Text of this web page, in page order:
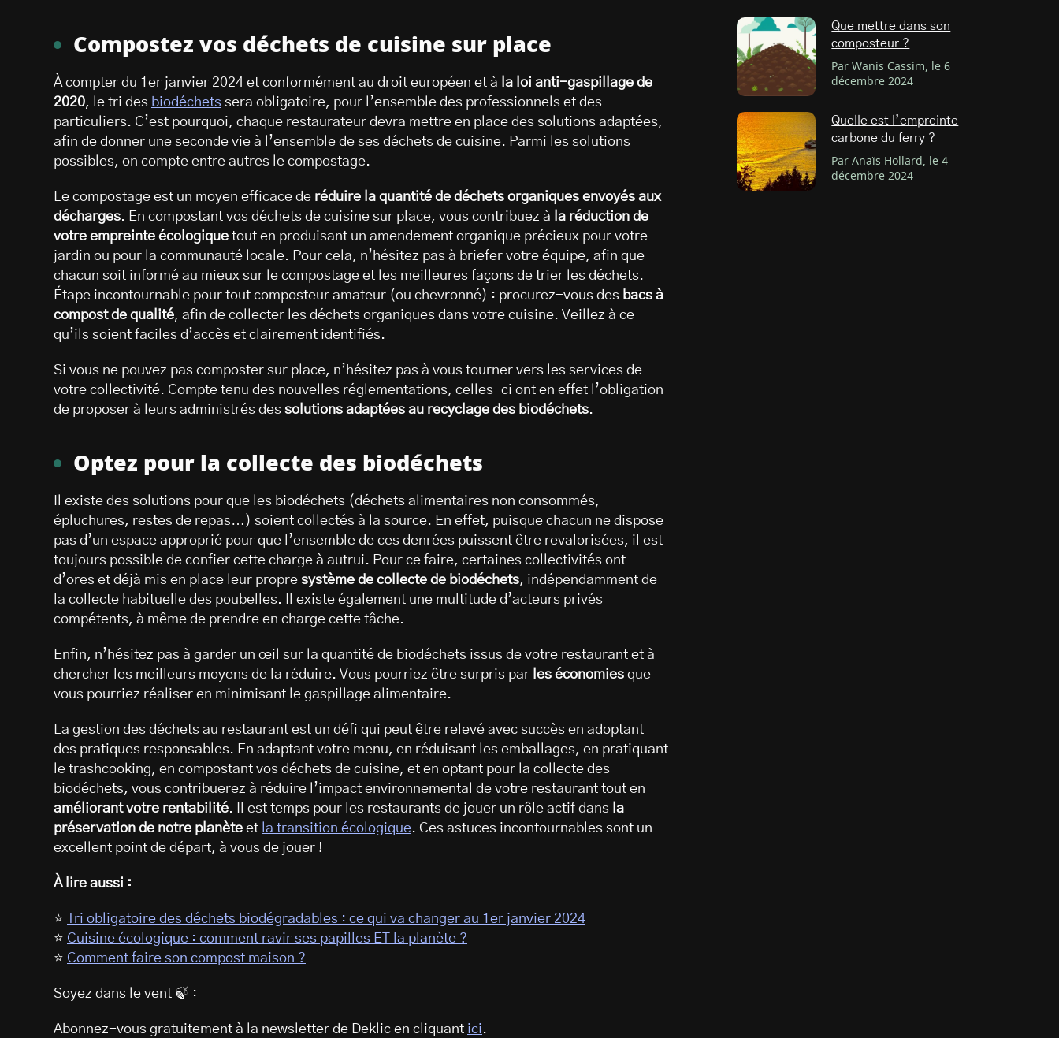
Compostez vos déchets de cuisine sur place
À compter du 1er janvier 2024 et conformément au droit européen et à la loi anti-gaspillage de
2020, le tri des biodéchets sera obligatoire, pour l’ensemble des professionnels et des
particuliers. C’est pourquoi, chaque restaurateur devra mettre en place des solutions adaptées,
afin de donner une seconde vie à l’ensemble de ses déchets de cuisine. Parmi les solutions
possibles, on compte entre autres le compostage.
Le compostage est un moyen efficace de réduire la quantité de déchets organiques envoyés aux
décharges. En compostant vos déchets de cuisine sur place, vous contribuez à la réduction de
votre empreinte écologique tout en produisant un amendement organique précieux pour votre
jardin ou pour la communauté locale. Pour cela, n’hésitez pas à briefer votre équipe, afin que
chacun soit informé au mieux sur le compostage et les meilleures façons de trier les déchets.
Étape incontournable pour tout composteur amateur (ou chevronné) : procurez-vous des bacs à
compost de qualité, afin de collecter les déchets organiques dans votre cuisine. Veillez à ce
qu’ils soient faciles d’accès et clairement identifiés.
Si vous ne pouvez pas composter sur place, n’hésitez pas à vous tourner vers les services de
votre collectivité. Compte tenu des nouvelles réglementations, celles-ci ont en effet l’obligation
de proposer à leurs administrés des solutions adaptées au recyclage des biodéchets.
Optez pour la collecte des biodéchets
Il existe des solutions pour que les biodéchets (déchets alimentaires non consommés,
épluchures, restes de repas…) soient collectés à la source. En effet, puisque chacun ne dispose
pas d’un espace approprié pour que l’ensemble de ces denrées puissent être revalorisées, il est
toujours possible de confier cette charge à autrui. Pour ce faire, certaines collectivités ont
d’ores et déjà mis en place leur propre système de collecte de biodéchets, indépendamment de
la collecte habituelle des poubelles. Il existe également une multitude d’acteurs privés
compétents, à même de prendre en charge cette tâche.
Enfin, n’hésitez pas à garder un œil sur la quantité de biodéchets issus de votre restaurant et à
chercher les meilleurs moyens de la réduire. Vous pourriez être surpris par les économies que
vous pourriez réaliser en minimisant le gaspillage alimentaire.
La gestion des déchets au restaurant est un défi qui peut être relevé avec succès en adoptant
des pratiques responsables. En adaptant votre menu, en réduisant les emballages, en pratiquant
le trashcooking, en compostant vos déchets de cuisine, et en optant pour la collecte des
biodéchets, vous contribuerez à réduire l’impact environnemental de votre restaurant tout en
améliorant votre rentabilité. Il est temps pour les restaurants de jouer un rôle actif dans la
préservation de notre planète et la transition écologique. Ces astuces incontournables sont un
excellent point de départ, à vous de jouer !
À lire aussi :
⭐
Tri obligatoire des déchets biodégradables : ce qui va changer au 1er janvier 2024
⭐ Cuisine écologique : comment ravir ses papilles ET la planète ?
⭐ Comment faire son compost maison ?
Soyez dans le vent 🍃 :
Abonnez-vous gratuitement à la newsletter de Deklic en cliquant ici.
Que mettre dans son
composteur ?
Par Wanis Cassim, le 6
décembre 2024
Quelle est l’empreinte
carbone du ferry ?
Par Anaïs Hollard, le 4
décembre 2024